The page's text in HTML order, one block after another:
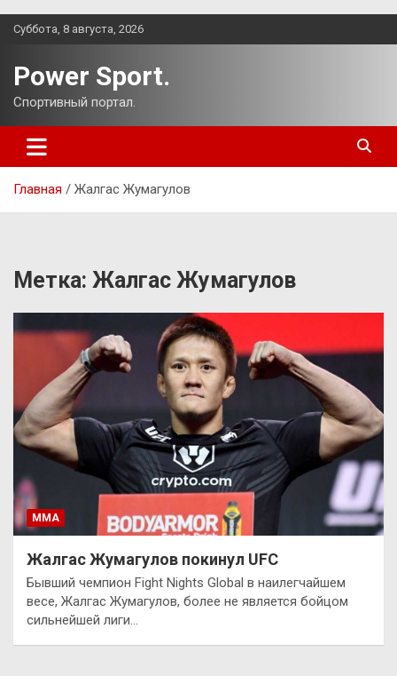
Перейти
Суббота, 8 августа, 2026
Power Sport.
Спортивный портал.
Главная Жалгас Жумагулов
Метка: Жалгас Жумагулов
ММА
Жалгас Жумагулов покинул UFC
Бывший чемпион Fight Nights Global в наилегчайшем
весе, Жалгас Жумагулов, более не является бойцом
сильнейшей лиги…